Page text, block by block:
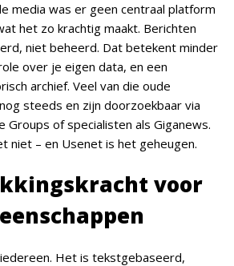
media was er geen centraal platform
het zo krachtig maakt. Berichten
niet beheerd. Dat betekent minder
over je eigen data, en een
archief. Veel van die oude
steeds en zijn doorzoekbaar via
Groups of specialisten als Giganews.
niet – en Usenet is het geheugen.
voor
Het is tekstgebaseerd,